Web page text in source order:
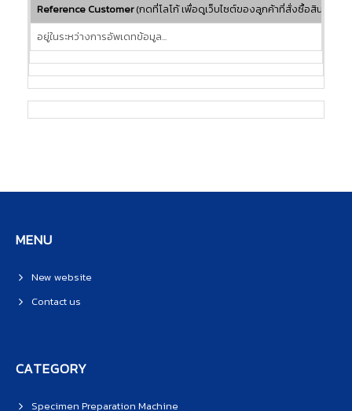
Reference Customer(กดที่โลโก้ เพื่อดูเว็บไซต์ของลูกค้าที่สั่งซื้อสินค้ากับ
อยู่ในระหว่างการอัพเดทข้อมูล...
MENU
New website
Contact us
CATEGORY
Specimen Preparation Machine